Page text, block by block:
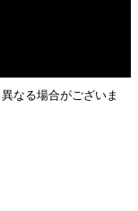
なる場合がございま